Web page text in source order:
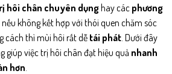
hôi chân chuyên dụnghay các phương
nếu không kết hợp với thói quen chăm sóc
cách thì mùi hôi rất dễ tái phát . Dưới đây
giúp việc trị hôi chân đạt hiệu quả nhanh
hơn